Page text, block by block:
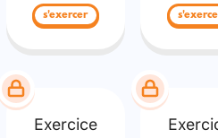
s'exercer
Exercice